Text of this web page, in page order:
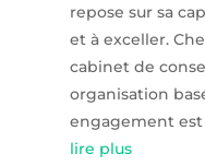
repose sur sa
et à exceller.
cabinet de
organisation
engagement est
lire plus